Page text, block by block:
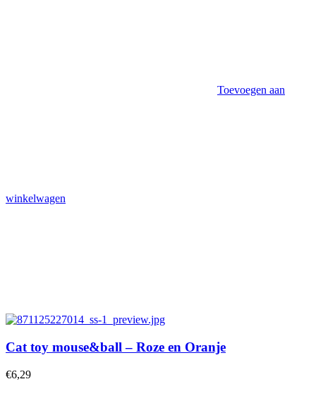
Toevoegen aan
winkelwagen
Cat toy mouse&ball – Roze en Oranje
€6,29